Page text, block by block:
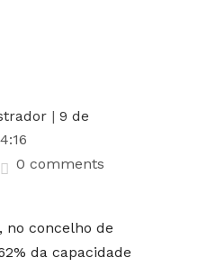
| 9 de
0 comments
no concelho de
da capacidade